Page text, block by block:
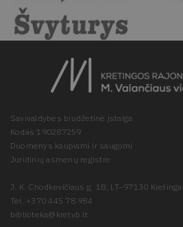
Savivaldybės biudžetinė įstaiga
Kodas 190287259
Duomenys kaupiami ir saugomi
Juridinių asmenų registre
J. K. Chodkevičiaus g. 1B, LT–97130 Kretinga
Tel. +370 445 78 984
biblioteka@kretvb.lt